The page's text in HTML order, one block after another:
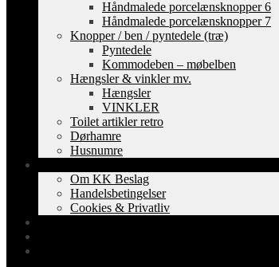
Håndmalede porcelænsknopper 6
Håndmalede porcelænsknopper 7
Knopper / ben / pyntedele (træ)
Pyntedele
Kommodeben – møbelben
Hængsler & vinkler mv.
Hængsler
VINKLER
Toilet artikler retro
Dørhamre
Husnumre
Om KK Beslag
Handelsbetingelser
Cookies & Privatliv